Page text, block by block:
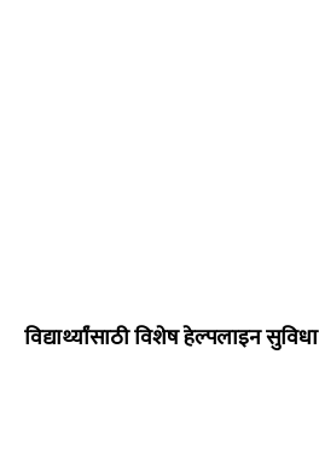
विद्यार्थ्यांसाठी विशेष हेल्पलाइन सुविधा